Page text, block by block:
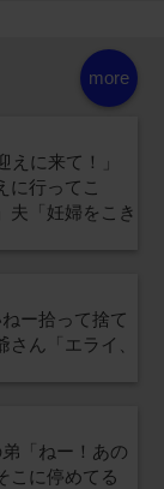
more
に来て！」
に行ってこ
「妊婦をこき
ー拾って捨て
ん「エライ、
「ねー！あの
こに停めてる